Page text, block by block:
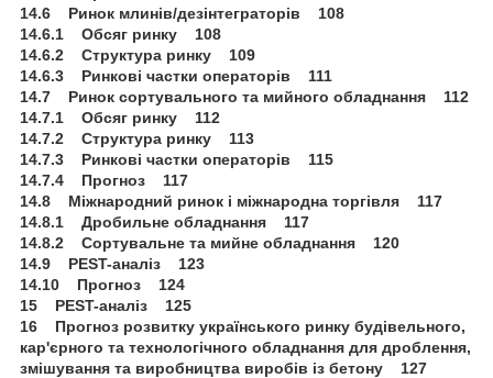
14.6 Ринок млинів/дезінтеграторів 108
14.6.1 Обсяг ринку 108
14.6.2 Структура ринку 109
14.6.3 Ринкові частки операторів 111
14.7 Ринок сортувального та мийного обладнання 112
14.7.1 Обсяг ринку 112
14.7.2 Структура ринку 113
14.7.3 Ринкові частки операторів 115
14.7.4 Прогноз 117
14.8 Міжнародний ринок і міжнародна торгівля 117
14.8.1 Дробильне обладнання 117
14.8.2 Сортувальне та мийне обладнання 120
14.9 PEST-аналіз 123
14.10 Прогноз 124
15 PEST-аналіз 125
16 Прогноз розвитку українського ринку будівельного,
кар'єрного та технологічного обладнання для дроблення,
змішування та виробництва виробів із бетону 127